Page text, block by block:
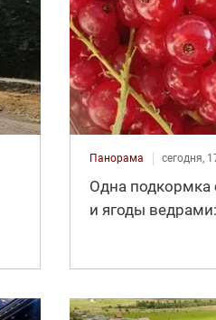
Панорама сегодня,
Одна подкормка
и ягоды